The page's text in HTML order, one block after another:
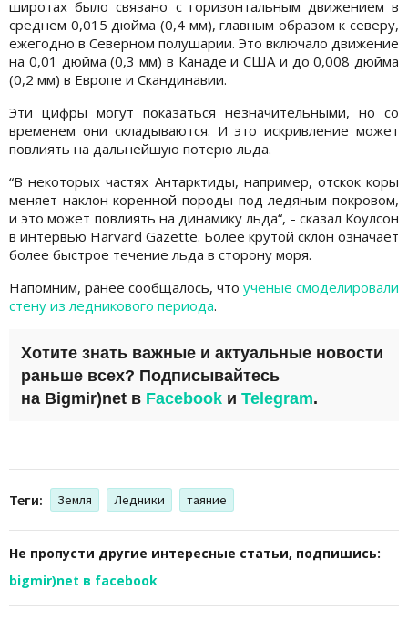
широтах было связано с горизонтальным движением в
среднем 0,015 дюйма (0,4 мм), главным образом к северу,
ежегодно в Северном полушарии. Это включало движение
на 0,01 дюйма (0,3 мм) в Канаде и США и до 0,008 дюйма
(0,2 мм) в Европе и Скандинавии.
Эти цифры могут показаться незначительными, но со
временем они складываются. И это искривление может
повлиять на дальнейшую потерю льда.
“В некоторых частях Антарктиды, например, отскок коры
меняет наклон коренной породы под ледяным покровом,
и это может повлиять на динамику льда“, - сказал Коулсон
в интервью Harvard Gazette. Более крутой склон означает
более быстрое течение льда в сторону моря.
Напомним, ранее сообщалось, что ученые смоделировали
стену из ледникового периода.
Хотите знать важные и актуальные новости
раньше всех? Подписывайтесь
на Bigmir)net в Facebook и Telegram.
Теги: Земля Ледники таяние
Не пропусти другие интересные статьи, подпишись:
bigmir)net в facebook